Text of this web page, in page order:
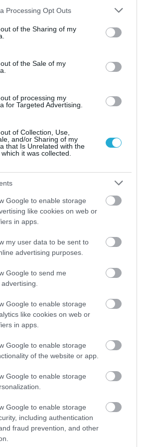
website/app uses one or more Google
visit or usage behaviour. You may click to
to Google and its third-party tags to
specified purposes in below Google
Processing Opt Outs
of the Sharing of my
of the Sale of my
of processing my
for Targeted Advertising.
of Collection, Use,
and/or Sharing of my
that Is Unrelated with the
it was collected.
Google to enable storage
like cookies on web or
in apps.
my user data to be sent to
advertising purposes.
Google to send me
Google to enable storage
like cookies on web or
in apps.
Google to enable storage
of the website or app.
Google to enable storage
Google to enable storage
including authentication
fraud prevention, and other
Η «Ελπίδα»
αλλά πεθαίνει
– Ξεκίνησαν οι
κυβέρνηση θυμάται τους
λέει ήρωες–όχι όταν ζητούν
και φορτώνει ευθύνες στη